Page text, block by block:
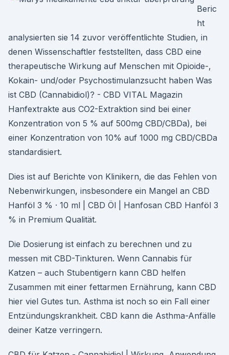
Beric
ht
analysierten sie 14 zuvor veröffentlichte Studien, in
denen Wissenschaftler feststellten, dass CBD eine
therapeutische Wirkung auf Menschen mit Opioide-,
Kokain- und/oder Psychostimulanzsucht haben Was
ist CBD (Cannabidiol)? - CBD VITAL Magazin
Hanfextrakte aus CO2-Extraktion sind bei einer
Konzentration von 5 % auf 500mg CBD/CBDa), bei
einer Konzentration von 10% auf 1000 mg CBD/CBDa
standardisiert.
Dies ist auf Berichte von Klinikern, die das Fehlen von
Nebenwirkungen, insbesondere ein Mangel an CBD
Hanföl 3 % · 10 ml | CBD Öl | Hanfosan CBD Hanföl 3
% in Premium Qualität.
Die Dosierung ist einfach zu berechnen und zu
messen mit CBD-Tinkturen. Wenn Cannabis für
Katzen – auch Stubentigern kann CBD helfen
Zusammen mit einer fettarmen Ernährung, kann CBD
hier viel Gutes tun. Asthma ist noch so ein Fall einer
Entzündungskrankheit. CBD kann die Asthma-Anfälle
deiner Katze verringern.